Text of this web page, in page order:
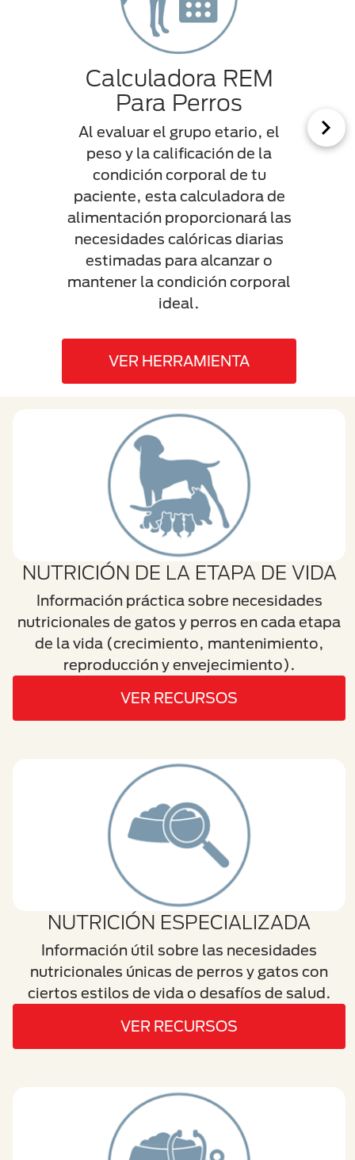
Calculadora REM
Para Perros
Al evaluar el grupo etario, el
peso y la calificación de la
condición corporal de tu
paciente, esta calculadora de
alimentación proporcionará las
necesidades calóricas diarias
estimadas para alcanzar o
mantener la condición corporal
ideal.
VER HERRAMIENTA
Las
NUTRICIÓN DE LA ETAPA DE VIDA
Información práctica sobre necesidades
nutricionales de gatos y perros en cada etapa
de la vida (crecimiento, mantenimiento,
reproducción y envejecimiento).
VER RECURSOS
NUTRICIÓN ESPECIALIZADA
Información útil sobre las necesidades
nutricionales únicas de perros y gatos con
ciertos estilos de vida o desafíos de salud.
VER RECURSOS